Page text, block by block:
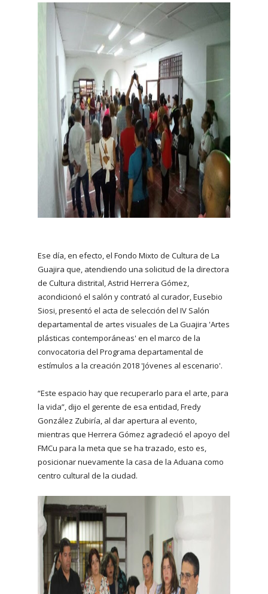
Ese día, en efecto, el Fondo Mixto de Cultura de La
Guajira que, atendiendo una solicitud de la directora
de Cultura distrital, Astrid Herrera Gómez,
acondicionó el salón y contrató al curador, Eusebio
Siosi, presentó el acta de selección del IV Salón
departamental de artes visuales de La Guajira 'Artes
plásticas contemporáneas' en el marco de la
convocatoria del Programa departamental de
estímulos a la creación 2018 'Jóvenes al escenario'.
“Este espacio hay que recuperarlo para el arte, para
la vida”, dijo el gerente de esa entidad, Fredy
González Zubiría, al dar apertura al evento,
mientras que Herrera Gómez agradeció el apoyo del
FMCu para la meta que se ha trazado, esto es,
posicionar nuevamente la casa de la Aduana como
centro cultural de la ciudad.